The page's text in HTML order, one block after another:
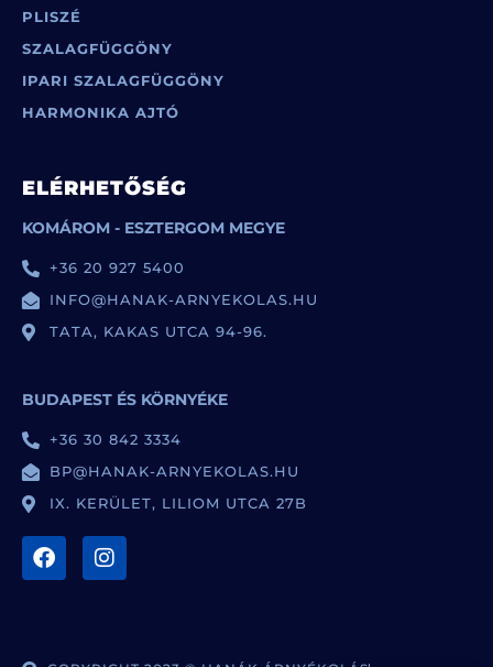
PLISZÉ
SZALAGFÜGGÖNY
IPARI SZALAGFÜGGÖNY
HARMONIKA AJTÓ
ELÉRHETŐSÉG
KOMÁROM - ESZTERGOM MEGYE
+36 20 927 5400
INFO@HANAK-ARNYEKOLAS.HU
TATA, KAKAS UTCA 94-96.
BUDAPEST ÉS KÖRNYÉKE
+36 30 842 3334
BP@HANAK-ARNYEKOLAS.HU
IX. KERÜLET, LILIOM UTCA 27B